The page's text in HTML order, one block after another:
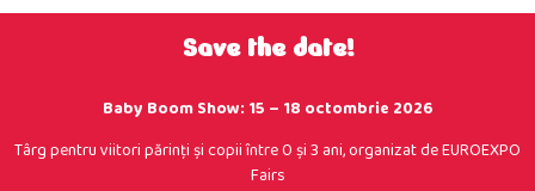
Save the date!
Baby Boom Show: 15 – 18 octombrie 2026
Târg pentru viitori părinţi şi copii între 0 şi 3 ani, organizat de EUROEXPO
Fairs